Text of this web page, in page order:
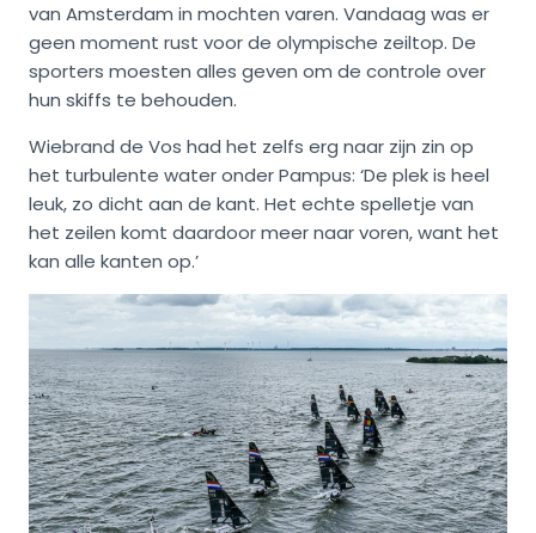
van Amsterdam in mochten varen. Vandaag was er
geen moment rust voor de olympische zeiltop. De
sporters moesten alles geven om de controle over
hun skiffs te behouden.
Wiebrand de Vos had het zelfs erg naar zijn zin op
het turbulente water onder Pampus: ‘De plek is heel
leuk, zo dicht aan de kant. Het echte spelletje van
het zeilen komt daardoor meer naar voren, want het
kan alle kanten op.’